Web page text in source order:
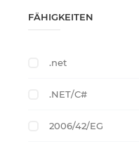
FÄHIGKEITEN
.net
.NET/C#
2006/42/EG